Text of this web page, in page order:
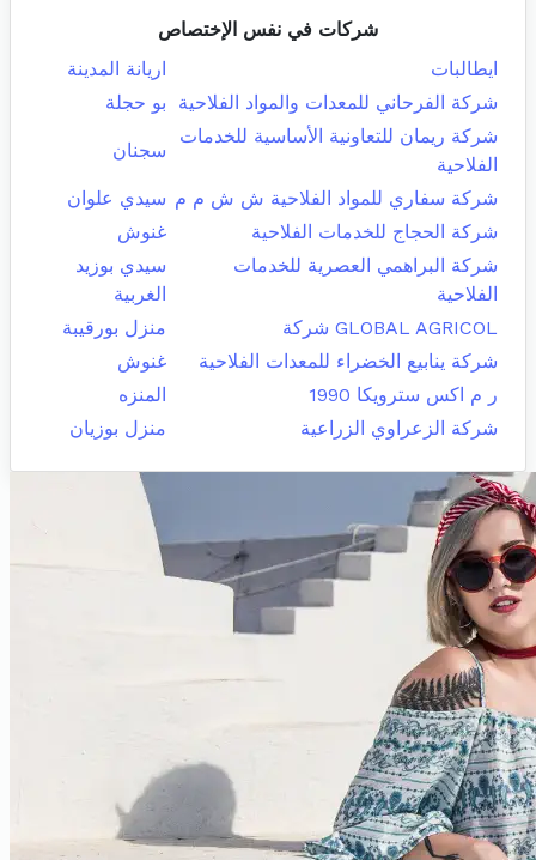
شركات في نفس الإختصاص
ايطالبات
اريانة المدينة
شركة الفرحاني للمعدات والمواد الفلاحية
بو حجلة
شركة ريمان للتعاونية الأساسية للخدمات
الفلاحية
سجنان
شركة سفاري للمواد الفلاحية ش ش م م سيدي علوان
شركة الحجاج للخدمات الفلاحية
غنوش
شركة البراهمي العصرية للخدمات
الفلاحية
سيدي بوزيد
الغربية
GLOBAL AGRICOL شركة
منزل بورقيبة
شركة ينابيع الخضراء للمعدات الفلاحية
غنوش
ر م اكس سترويكا 1990
المنزه
شركة الزعراوي الزراعية
منزل بوزيان